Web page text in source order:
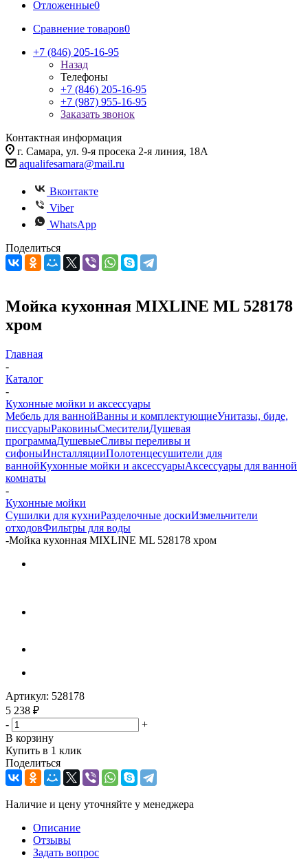
Отложенные0
Сравнение товаров0
+7 (846) 205-16-95
Назад
Телефоны
+7 (846) 205-16-95
+7 (987) 955-16-95
Заказать звонок
Контактная информация
г. Самара, ул. 9-я просека 2-я линия, 18А
aqualifesamara@mail.ru
Вконтакте
Viber
WhatsApp
Поделиться
Мойка кухонная MIXLINE ML 528178
хром
Главная
-
Каталог
-
Кухонные мойки и аксессуары
Мебель для ваннойВанны и комплектующиеУнитазы, биде,
писсуарыРаковиныСмесителиДушевая
программаДушевыеСливы переливы и
сифоныИнсталляцииПолотенцесушители для
ваннойКухонные мойки и аксессуарыАксессуары для ванной
комнаты
-
Кухонные мойки
Сушилки для кухниРазделочные доскиИзмельчители
отходовФильтры для воды
-Мойка кухонная MIXLINE ML 528178 хром
Артикул: 528178
5 238 ₽
-
+
В корзину
Купить в 1 клик
Поделиться
Наличие и цену уточняйте у менеджера
Описание
Отзывы
Задать вопрос